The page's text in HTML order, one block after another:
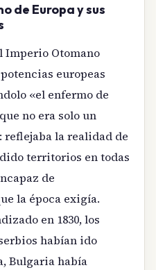
de Europa y sus
Imperio Otomano
europeas
«el enfermo de
no era solo un
la realidad de
territorios en todas
de
la época exigía.
en 1830, los
habían ido
Bulgaria había